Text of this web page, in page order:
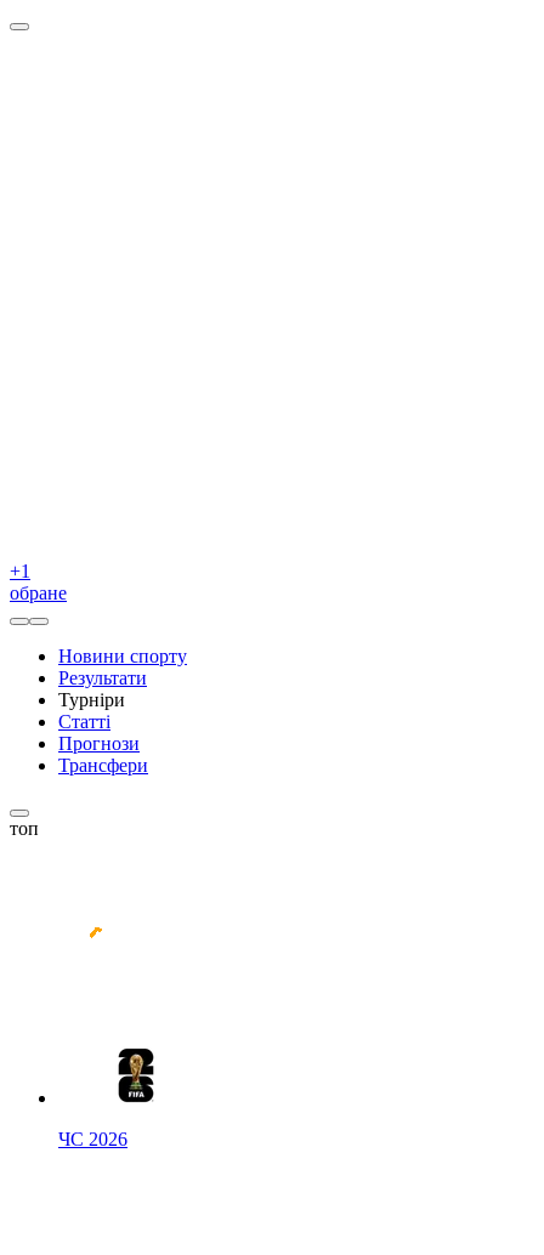
+1
обране
Новини спорту
Результати
Турніри
Статті
Прогнози
Трансфери
топ
ЧС 2026